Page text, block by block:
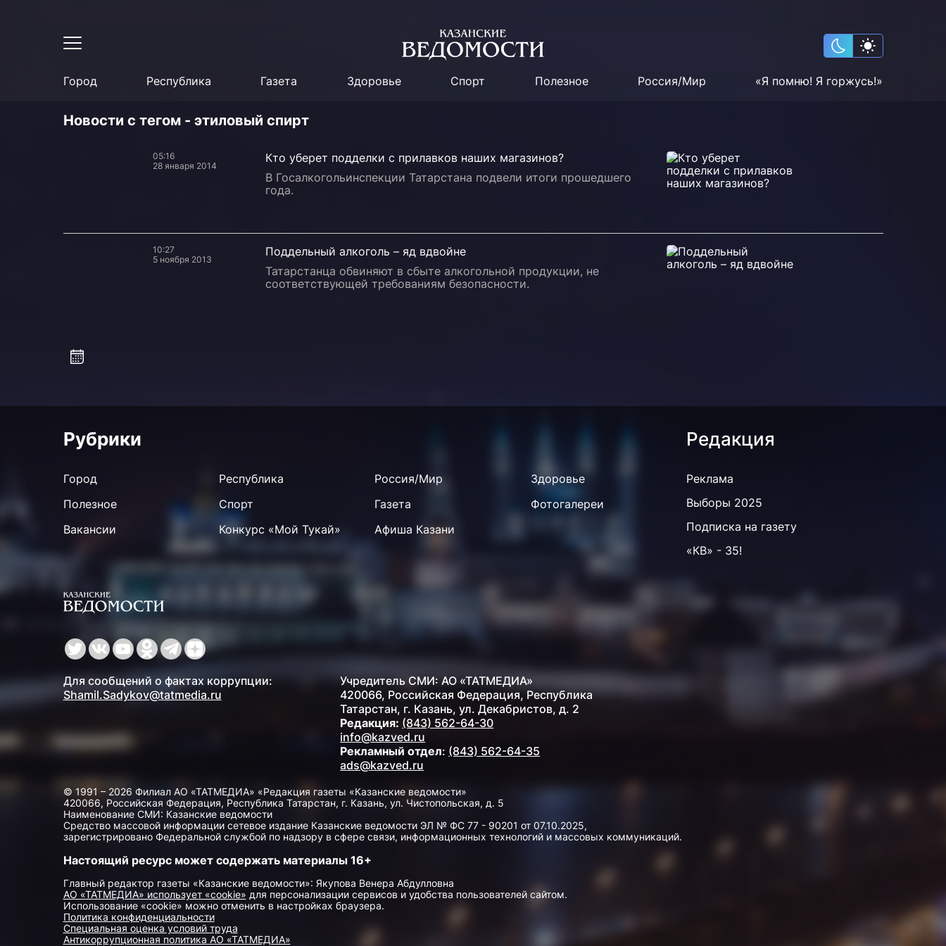
Город Республика Газета Здоровье Спорт Полезное Россия/Мир «Я помню! Я горжусь!»
Новости с тегом - этиловый спирт
05:16
28 января 2014
Кто уберет подделки с прилавков наших магазинов?
В Госалкогольинспекции Татарстана подвели итоги прошедшего
года.
10:27
5 ноября 2013
Поддельный алкоголь – яд вдвойне
Татарстанца обвиняют в сбыте алкогольной продукции, не
соответствующей требованиям безопасности.
Рубрики
Город Республика Россия/Мир
Здоровье
Полезное
Спорт Газета
Фотогалереи
Вакансии
Конкурс «Мой Тукай» Афиша Казани
Редакция
Реклама
Выборы 2025
Подписка на газету
«КВ» - 35!
Для сообщений о фактах коррупции:
Shamil.Sadykov@tatmedia.ru
Учредитель СМИ: АО «ТАТМЕДИА»
420066, Российская Федерация, Республика
Татарстан, г. Казань, ул. Декабристов, д. 2
Редакция: (843) 562-64-30
info@kazved.ru
Рекламный отдел: (843) 562-64-35
ads@kazved.ru
© 1991 – 2026 Филиал АО «ТАТМЕДИА» «Редакция газеты «Казанские ведомости»
420066, Российская Федерация, Республика Татарстан, г. Казань, ул. Чистопольская, д. 5
Наименование СМИ: Казанские ведомости
Средство массовой информации сетевое издание Казанские ведомости ЭЛ № ФС 77 - 90201 от 07.10.2025,
зарегистрировано Федеральной службой по надзору в сфере связи, информационных технологий и массовых коммуникаций.
Настоящий ресурс может содержать материалы 16+
Главный редактор газеты «Казанские ведомости»: Якупова Венера Абдулловна
АО «ТАТМЕДИА» использует «cookie» для персонализации сервисов и удобства пользователей сайтом.
Использование «cookie» можно отменить в настройках браузера.
Политика конфиденциальности
Специальная оценка условий труда
Антикоррупционная политика АО «ТАТМЕДИА»